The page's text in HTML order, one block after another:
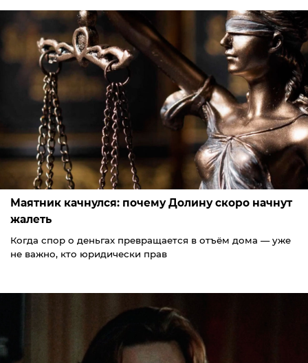
Маятник качнулся: почему Долину скоро начнут
жалеть
Когда спор о деньгах превращается в отъём дома — уже
не важно, кто юридически прав